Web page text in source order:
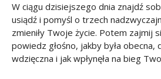
W ciągu dzisiejszego dnia znajdź
usiądź i pomyśl o trzech
zmieniły Twoje życie. Potem zajmij
powiedz głośno, jakby była
wdzięczna i jak wpłynęła na bieg